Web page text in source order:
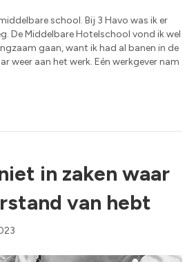
school. Bij 3 Havo was ik er
De Middelbare Hotelschool vond ik wel
gaan, want ik had al banen in de
weer aan het werk. Eén werkgever nam
in zaken waar
van hebt